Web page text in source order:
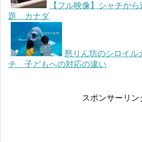
【フル映像】シャチか
題 カナダ
怒りん坊のシロイル
チ 子どもへの対応の違い
スポンサーリン